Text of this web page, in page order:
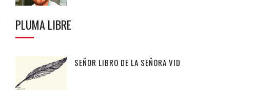
PLUMA LIBRE
SEÑOR LIBRO DE LA SEÑORA VID